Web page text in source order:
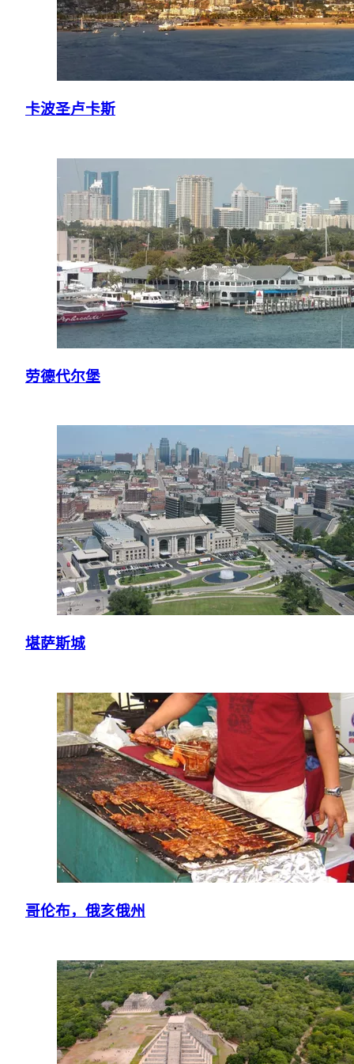
卡波圣卢卡斯
劳德代尔堡
堪萨斯城
哥伦布，俄亥俄州